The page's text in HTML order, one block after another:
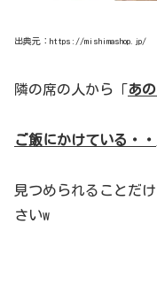
出典元：https://mishimashop.jp/
隣の席の人から「あ
ご飯にかけている・・
見つめられることだ
さいw